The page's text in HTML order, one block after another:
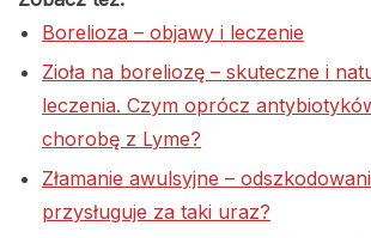
Borelioza – objawy i leczenie
Zioła na boreliozę – skuteczne i
leczenia. Czym oprócz
chorobę z Lyme?
Złamanie awulsyjne –
przysługuje za taki uraz?